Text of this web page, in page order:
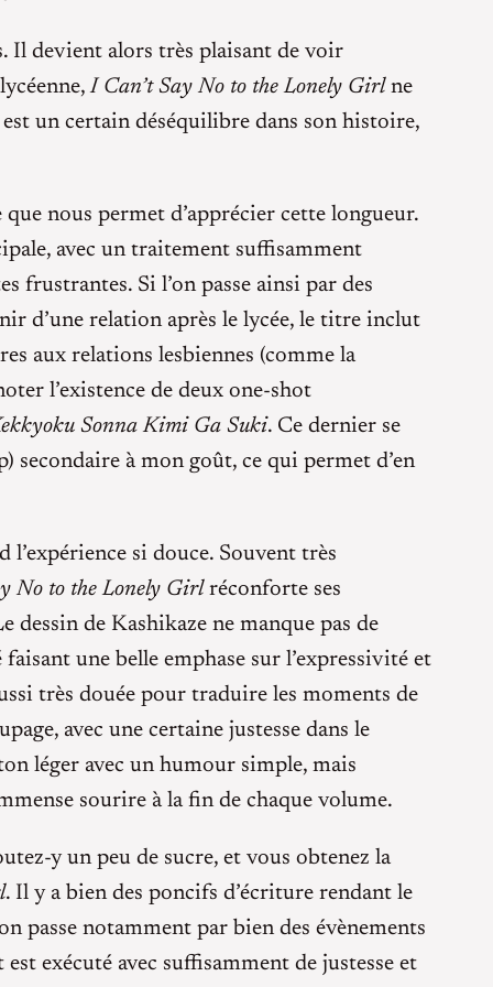
Il devient alors très plaisant de voir
I Can’t Say No to the Lonely Girlne
un certain déséquilibre dans son histoire,
nous permet d’apprécier cette longueur.
avec un traitement suffisamment
frustrantes. Si l’on passe ainsi par des
d’une relation après le lycée, le titre inclut
aux relations lesbiennes (comme la
l’existence de deux one-shot
Sonna Kimi Ga Suki. Ce dernier se
secondaire à mon goût, ce qui permet d’en
si douce. Souvent très
No to the Lonely Girlréconforte ses
dessin de Kashikaze ne manque pas de
une belle emphase sur l’expressivité et
très douée pour traduire les moments de
avec une certaine justesse dans le
léger avec un humour simple, mais
sourire à la fin de chaque volume.
y un peu de sucre, et vous obtenez la
. Il y a bien des poncifs d’écriture rendant le
passe notamment par bien des évènements
exécuté avec suffisamment de justesse et